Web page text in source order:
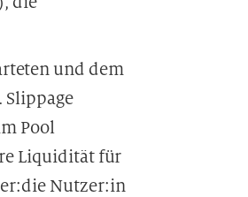
und dem
Pool
Liquidität für
Nutzer:in